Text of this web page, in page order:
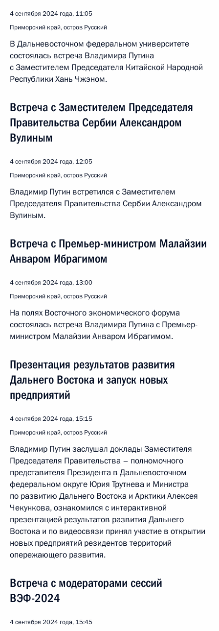
4 сентября 2024 года, 11:05
Приморский край, остров Русский
В Дальневосточном федеральном университете
состоялась встреча Владимира Путина
с Заместителем Председателя Китайской Народной
Республики Хань Чжэном.
Встреча с Заместителем Председателя
Правительства Сербии Александром
Вулиным
4 сентября 2024 года, 12:05
Приморский край, остров Русский
Владимир Путин встретился с Заместителем
Председателя Правительства Сербии Александром
Вулиным.
Встреча с Премьер-министром Малайзии
Анваром Ибрагимом
4 сентября 2024 года, 13:00
Приморский край, остров Русский
На полях Восточного экономического форума
состоялась встреча Владимира Путина с Премьер-
министром Малайзии Анваром Ибрагимом.
Презентация результатов развития
Дальнего Востока и запуск новых
предприятий
4 сентября 2024 года, 15:15
Приморский край, остров Русский
Владимир Путин заслушал доклады Заместителя
Председателя Правительства – полномочного
представителя Президента в Дальневосточном
федеральном округе Юрия Трутнева и Министра
по развитию Дальнего Востока и Арктики Алексея
Чекункова, ознакомился с интерактивной
презентацией результатов развития Дальнего
Востока и по видеосвязи принял участие в открытии
новых предприятий резидентов территорий
опережающего развития.
Встреча с модераторами сессий
ВЭФ-2024
4 сентября 2024 года, 15:45